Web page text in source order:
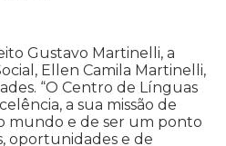
Gustavo Martinelli, a
Ellen Camila Martinelli,
“O Centro de Línguas
a sua missão de
mundo e de ser um ponto
oportunidades e de